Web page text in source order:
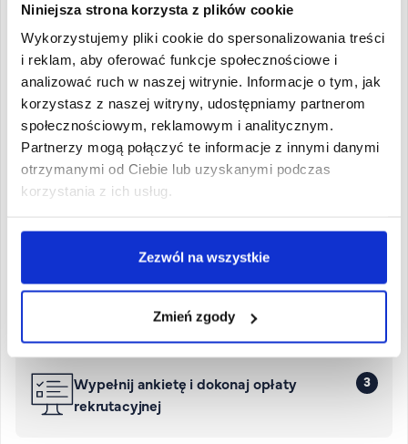
Niniejsza strona korzysta z plików cookie
Wykorzystujemy pliki cookie do spersonalizowania treści
i reklam, aby oferować funkcje społecznościowe i
analizować ruch w naszej witrynie. Informacje o tym, jak
korzystasz z naszej witryny, udostępniamy partnerom
społecznościowym, reklamowym i analitycznym.
Partnerzy mogą połączyć te informacje z innymi danymi
otrzymanymi od Ciebie lub uzyskanymi podczas
korzystania z ich usług.
Zezwól na wszystkie
Zmień zgody
4 kroki do wymarzonej kariery!
Wybierz kierunek
Zobacz katalog
Zarejestruj się
Zarejestruj się
3
Wypełnij ankietę i dokonaj opłaty
rekrutacyjnej